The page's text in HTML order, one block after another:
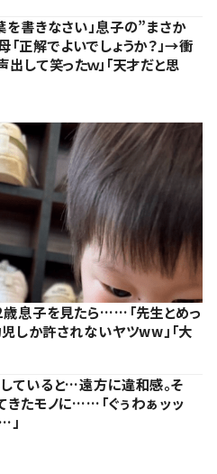
を書きなさい」息子の”まさか
正解でよいでしょうか？」→衝
して笑ったｗ」「天才だと思
息子を見たら……「先生とめっ
しか許されないヤツww」「大
ていると…遠方に違和感。そ
きたモノに……「ぐぅわぁッッ
」